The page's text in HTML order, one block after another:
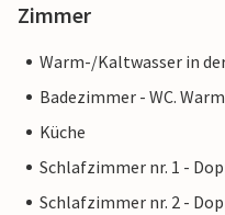
Zimmer
Warm-/Kaltwasser in
Badezimmer - WC.
Küche
Schlafzimmer nr. 1 -
Schlafzimmer nr. 2 -